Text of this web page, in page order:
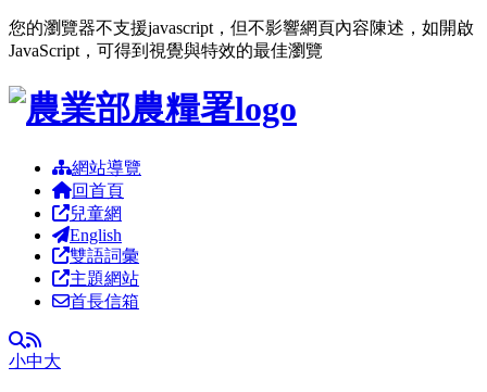
您的瀏覽器不支援javascript，但不影響網頁內容陳述，如開啟
JavaScript，可得到視覺與特效的最佳瀏覽
跳到主要內容區塊
網站導覽
回首頁
兒童網
English
雙語詞彙
主題網站
首長信箱
全文檢索
RSS
小中大